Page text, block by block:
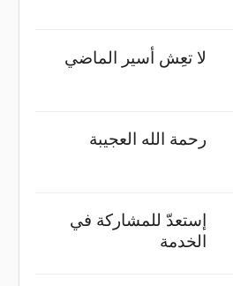
لا تعِش أسير الماضي
رحمة الله العجيبة
إستعدّ للمشاركة في
الخدمة